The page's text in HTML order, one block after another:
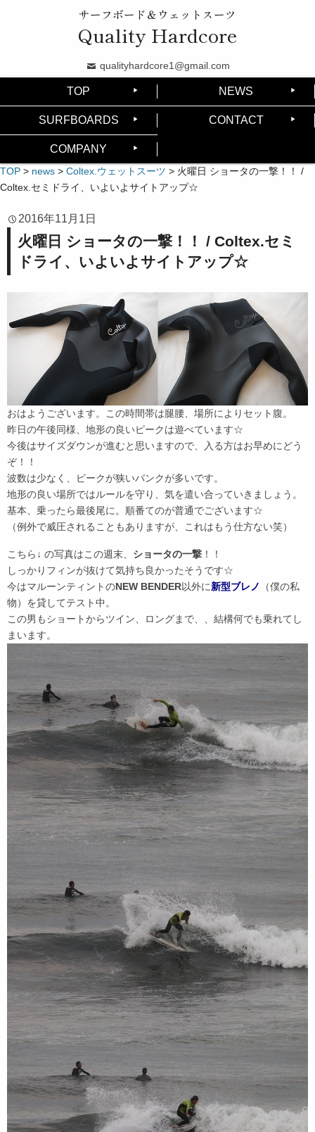
サーフボード＆ウェットスーツ
Quality Hardcore
qualityhardcore1@gmail.com
TOP NEWS
SURFBOARDS CONTACT
COMPANY
TOP > news > Coltex.ウェットスーツ > 火曜日 ショータの一撃！！ /
Coltex.セミドライ、いよいよサイトアップ☆
2016年11月1日
火曜日 ショータの一撃！！ / Coltex.セミ
ドライ、いよいよサイトアップ☆
おはようございます。この時間帯は腿腰、場所によりセット腹。
昨日の午後同様、地形の良いピークは遊べています☆
今後はサイズダウンが進むと思いますので、入る方はお早めにどう
ぞ！！
波数は少なく、ピークが狭いバンクが多いです。
地形の良い場所ではルールを守り、気を遣い合っていきましょう。
基本、乗ったら最後尾に。順番てのが普通でございます☆
（例外で威圧されることもありますが、これはもう仕方ない笑）
こちら↓ の写真はこの週末、 ショータの一撃 ！！
しっかりフィンが抜けて気持ち良かったそうです☆
今はマルーンティントのNEW BENDER以外に新型ブレノ
（僕の私
物）を貸してテスト中。
この男もショートからツイン、ロングまで、、結構何でも乗れてし
まいます。